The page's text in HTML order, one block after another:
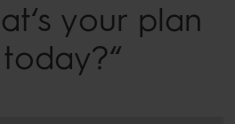
your plan